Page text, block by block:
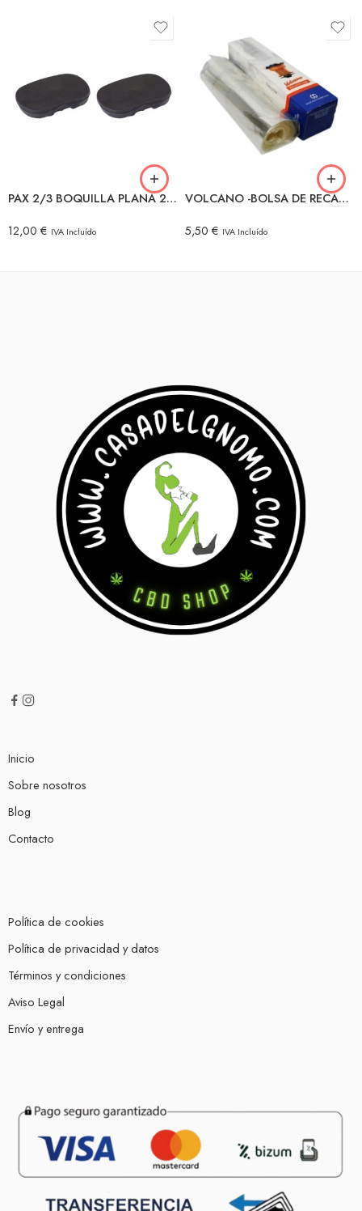
PAX 2/3 BOQUILLA PLANA 2 UNIDADES
12,00 € IVA Incluído
VOLCANO -BOLSA DE RECAMBIO 1X3 MTS.
5,50 € IVA Incluído
Inicio
Sobre nosotros
Blog
Contacto
Política de cookies
Política de privacidad y datos
Términos y condiciones
Aviso Legal
Envío y entrega